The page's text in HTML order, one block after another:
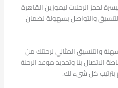
لحجز الرحلات ليموزين القاهرة
والتواصل بسهولة لضمان
والتنسيق المثالي لرحلتك من
الاتصال بنا وتحديد موعد الرحلة
بترتيب كل شيء لك.